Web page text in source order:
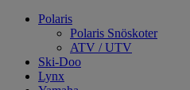
Polaris
Polaris Snöskoter
ATV / UTV
Ski-Doo
Lynx